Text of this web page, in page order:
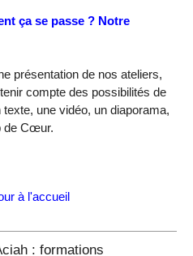
ça se passe ? Notre
présentation de nos ateliers,
compte des possibilités de
une vidéo, un diaporama,
de Cœur.
à l'accueil
: formations